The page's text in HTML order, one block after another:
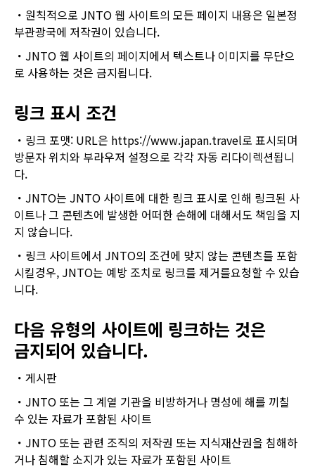
원칙적으로 JNTO 웹 사이트의 모든 페이지 내용은 일본정
부관광국에 저작권이 있습니다.
JNTO 웹 사이트의 페이지에서 텍스트나 이미지를 무단으
로 사용하는 것은 금지됩니다.
링크 표시 조건
링크 포맷: URL은 https://www.japan.travel로 표시되며
방문자 위치와 부라우저 설정으로 각각 자동 리다이렉션됩니
다.
JNTO는 JNTO 사이트에 대한 링크 표시로 인해 링크된 사
이트나 그 콘텐츠에 발생한 어떠한 손해에 대해서도 책임을 지
지 않습니다.
링크 사이트에서 JNTO의 조건에 맞지 않는 콘텐츠를 포함
시킬경우, JNTO는 예방 조치로 링크를 제거를요청할 수 있습
니다.
다음 유형의 사이트에 링크하는 것은
금지되어 있습니다.
게시판
JNTO 또는 그 계열 기관을 비방하거나 명성에 해를 끼칠
수 있는 자료가 포함된 사이트
JNTO 또는 관련 조직의 저작권 또는 지식재산권을 침해하
거나 침해할 소지가 있는 자료가 포함된 사이트